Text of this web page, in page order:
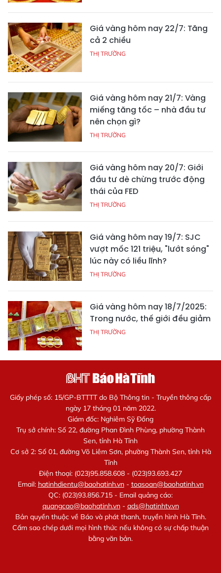
Giá vàng hôm nay 22/7: Tăng
cả 2 chiều
THỊ TRƯỜNG
Giá vàng hôm nay 21/7: Vàng
miếng tăng tốc – nhà đầu tư
nên chọn gì?
THỊ TRƯỜNG
Giá vàng hôm nay 20/7: Giới
đầu tư dè chừng trước động
thái của FED
THỊ TRƯỜNG
Giá vàng hôm nay 19/7: SJC
vượt mốc 121 triệu, "lướt sóng"
lúc này có liều lĩnh?
THỊ TRƯỜNG
Giá vàng hôm nay 18/7/2025:
Trong nước, thế giới đều giảm
THỊ TRƯỜNG
Giấy phép số: 15/GP-BTTTT do Bộ Thông tin - Truyền thông cấp
ngày 17 tháng 01 năm 2022.
Giám đốc: Nghiêm Sỹ Đống
Trụ sở chính: Số 22, đường Phan Đình Phùng, phường Thành
Sen, tỉnh Hà Tĩnh
Cơ sở 2: Số 01, đường Võ Liêm Sơn, phường Thành Sen, tỉnh Hà
Tĩnh
Điện thoại: (023)95.858.608 - (023)93.693.427
Email: hatinhdientu@baohatinh.vn- toasoan@baohatinh.vn
QC: (023)93.856.715 - Email quảng cáo:
quangcao@baohatinh.vn- ads@hatinhtv.vn
Bản quyền thuộc về Báo và phát thanh, truyền hình Hà Tĩnh.
Cấm sao chép dưới mọi hình thức nếu không có sự chấp thuận
bằng văn bản.